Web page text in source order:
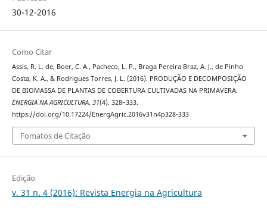
30-12-2016
Como Citar
Assis, R. L. de, Boer, C. A., Pacheco, L. P., Braga Pereira Braz, A. J., de Pinho
Costa, K. A., & Rodrigues Torres, J. L. (2016). PRODUÇÃO E DECOMPOSIÇÃO
DE BIOMASSA DE PLANTAS DE COBERTURA CULTIVADAS NA PRIMAVERA.
ENERGIA NA AGRICULTURA, 31(4), 328–333.
https://doi.org/10.17224/EnergAgric.2016v31n4p328-333
Fomatos de Citação
Edição
v. 31 n. 4 (2016): Revista Energia na Agricultura